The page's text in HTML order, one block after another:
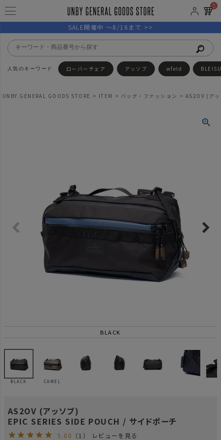
0
SALE開催中 ～8/16まで >>
ローバーチェア アッソブ wfeld
UNBY GENERAL GOODS STORE ITEM バッグ・ファッション AS2OV (ア
BLACK
BLACK CAMEL
AS2OV (アッソブ)
EPIC SERIES SIDE POUCH / サイドポーチ
5.00 （1）
レビューを見る